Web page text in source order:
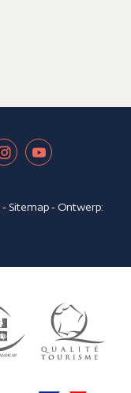
- Sitemap- Ontwerp: